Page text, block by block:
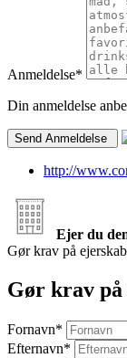
Anmeldelse*
Din anmeldelse
http://
Ejer du
Gør krav på ejerskab
Gør krav på
Fornavn*
Efternavn*